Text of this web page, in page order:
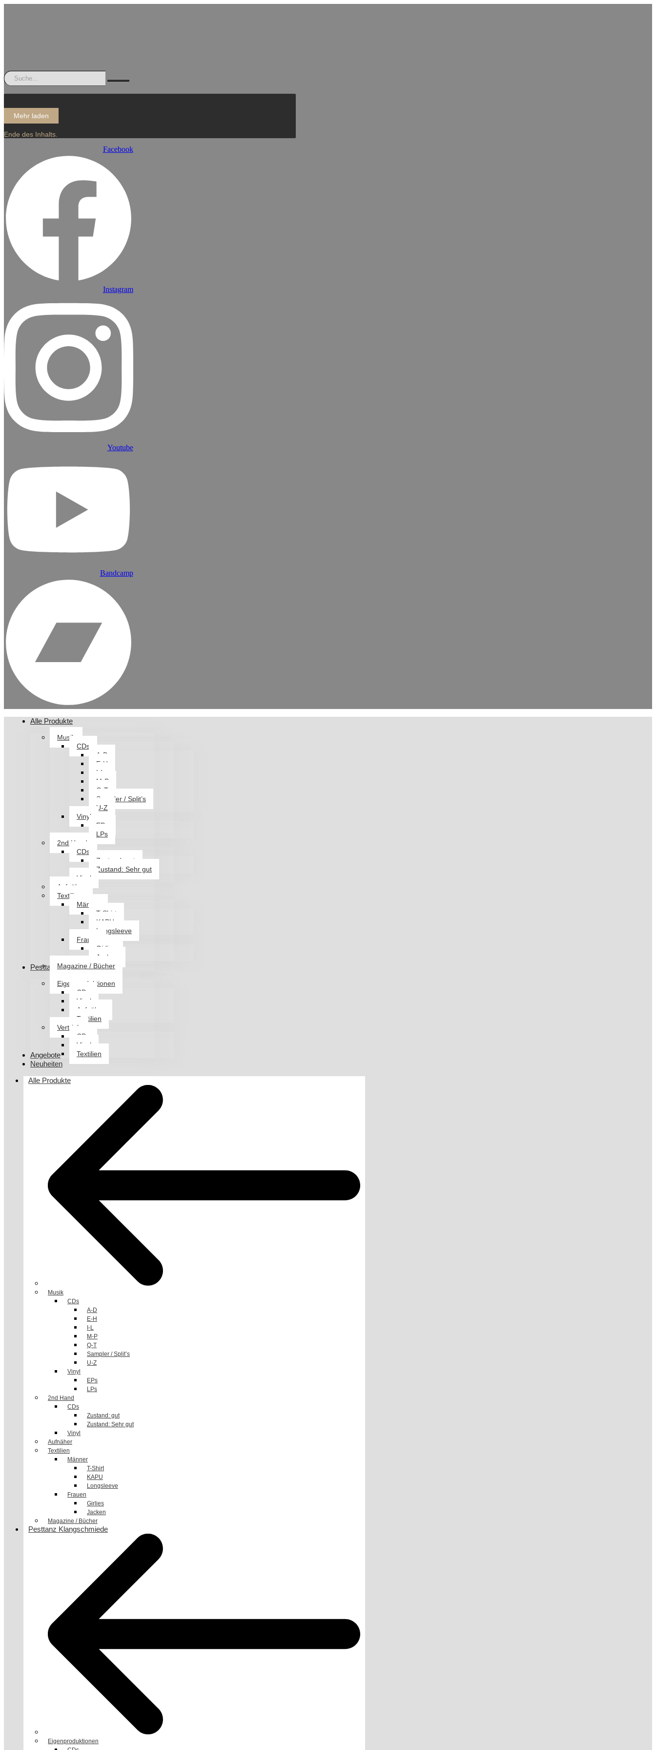
Mehr laden
Ende des Inhalts.
Facebook
Instagram
Youtube
Bandcamp
Alle Produkte
Musik
CDs
A-D
E-H
I-L
M-P
Q-T
Sampler / Split’s
U-Z
Vinyl
EPs
LPs
2nd Hand
CDs
Zustand: gut
Zustand: Sehr gut
Vinyl
Aufnäher
Textilien
Männer
T-Shirt
KAPU
Longsleeve
Frauen
Girlies
Jacken
Magazine / Bücher
Pesttanz Klangschmiede
Eigenproduktionen
CDs
Vinyl
Aufnäher
Textilien
Vertrieb
CDs
Vinyl
Textilien
Angebote
Neuheiten
Alle Produkte
Musik
CDs
A-D
E-H
I-L
M-P
Q-T
Sampler / Split’s
U-Z
Vinyl
EPs
LPs
2nd Hand
CDs
Zustand: gut
Zustand: Sehr gut
Vinyl
Aufnäher
Textilien
Männer
T-Shirt
KAPU
Longsleeve
Frauen
Girlies
Jacken
Magazine / Bücher
Pesttanz Klangschmiede
Eigenproduktionen